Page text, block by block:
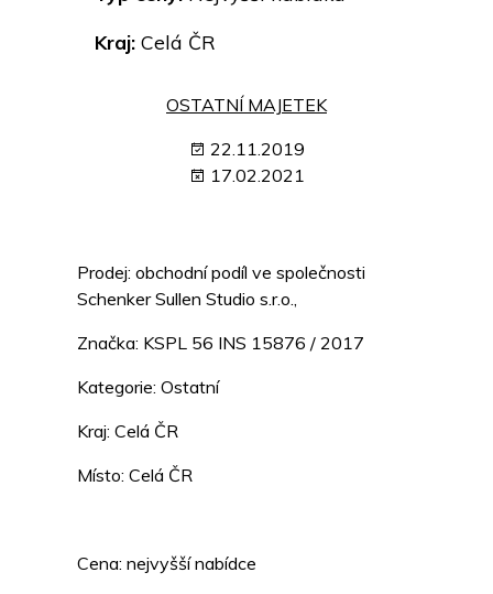
Kraj: Celá ČR
OSTATNÍ MAJETEK
22.11.2019
17.02.2021
Prodej: obchodní podíl ve společnosti
Schenker Sullen Studio s.r.o.,
Značka: KSPL 56 INS 15876 / 2017
Kategorie: Ostatní
Kraj: Celá ČR
Místo: Celá ČR
Cena: nejvyšší nabídce